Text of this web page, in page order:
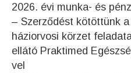
2026. évi munka- és
– Szerződést kötöttünk
háziorvosi körzet
ellátó Praktimed
vel